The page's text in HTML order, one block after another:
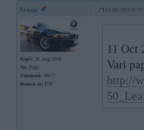
Araajz 12. Oct 2023, 07:35
Kopš: 30. Aug 2008
No: Rīga
Ziņojumi: 28677
Braucu ar: E39
11 Oct
Vari
http://